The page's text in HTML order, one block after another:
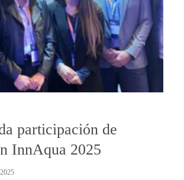
participación de
InnAqua 2025